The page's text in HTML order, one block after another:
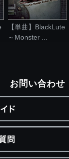
【単曲】BlackLute
～Monster ...
お問い合わせ